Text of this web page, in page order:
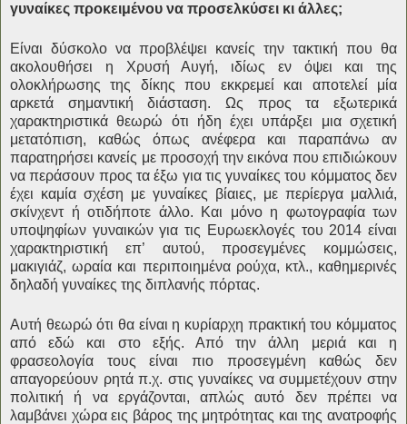
γυναίκες προκειμένου να προσελκύσει κι άλλες;
Είναι δύσκολο να προβλέψει κανείς την τακτική που θα
ακολουθήσει η Χρυσή Αυγή, ιδίως εν όψει και της
ολοκλήρωσης της δίκης που εκκρεμεί και αποτελεί μία
αρκετά σημαντική διάσταση. Ως προς τα εξωτερικά
χαρακτηριστικά θεωρώ ότι ήδη έχει υπάρξει μια σχετική
μετατόπιση, καθώς όπως ανέφερα και παραπάνω αν
παρατηρήσει κανείς με προσοχή την εικόνα που επιδιώκουν
να περάσουν προς τα έξω για τις γυναίκες του κόμματος δεν
έχει καμία σχέση με γυναίκες βίαιες, με περίεργα μαλλιά,
σκίνχεντ ή οτιδήποτε άλλο. Και μόνο η φωτογραφία των
υποψηφίων γυναικών για τις Ευρωεκλογές του 2014 είναι
χαρακτηριστική επ’ αυτού, προσεγμένες κομμώσεις,
μακιγιάζ, ωραία και περιποιημένα ρούχα, κτλ., καθημερινές
δηλαδή γυναίκες της διπλανής πόρτας.
Αυτή θεωρώ ότι θα είναι η κυρίαρχη πρακτική του κόμματος
από εδώ και στο εξής. Από την άλλη μεριά και η
φρασεολογία τους είναι πιο προσεγμένη καθώς δεν
απαγορεύουν ρητά π.χ. στις γυναίκες να συμμετέχουν στην
πολιτική ή να εργάζονται, απλώς αυτό δεν πρέπει να
λαμβάνει χώρα εις βάρος της μητρότητας και της ανατροφής